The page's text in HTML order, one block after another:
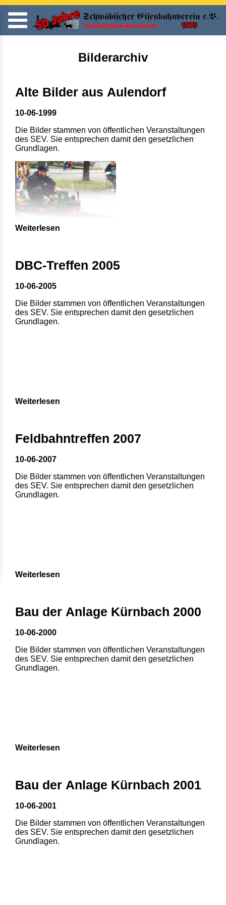
Bilderarchiv
Alte Bilder aus Aulendorf
10-06-1999
Die Bilder stammen von öffentlichen Veranstaltungen
des SEV. Sie entsprechen damit den gesetzlichen
Grundlagen.
Weiterlesen
DBC-Treffen 2005
10-06-2005
Die Bilder stammen von öffentlichen Veranstaltungen
des SEV. Sie entsprechen damit den gesetzlichen
Grundlagen.
Weiterlesen
Feldbahntreffen 2007
10-06-2007
Die Bilder stammen von öffentlichen Veranstaltungen
des SEV. Sie entsprechen damit den gesetzlichen
Grundlagen.
Weiterlesen
Bau der Anlage Kürnbach 2000
10-06-2000
Die Bilder stammen von öffentlichen Veranstaltungen
des SEV. Sie entsprechen damit den gesetzlichen
Grundlagen.
Weiterlesen
Bau der Anlage Kürnbach 2001
10-06-2001
Die Bilder stammen von öffentlichen Veranstaltungen
des SEV. Sie entsprechen damit den gesetzlichen
Grundlagen.